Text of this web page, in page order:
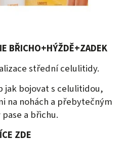
BŘICHO+HÝŽDĚ+ZADEK
střední celulitidy.
jak bojovat s celulitidou,
na nohách a přebytečným
a břichu.
ZDE